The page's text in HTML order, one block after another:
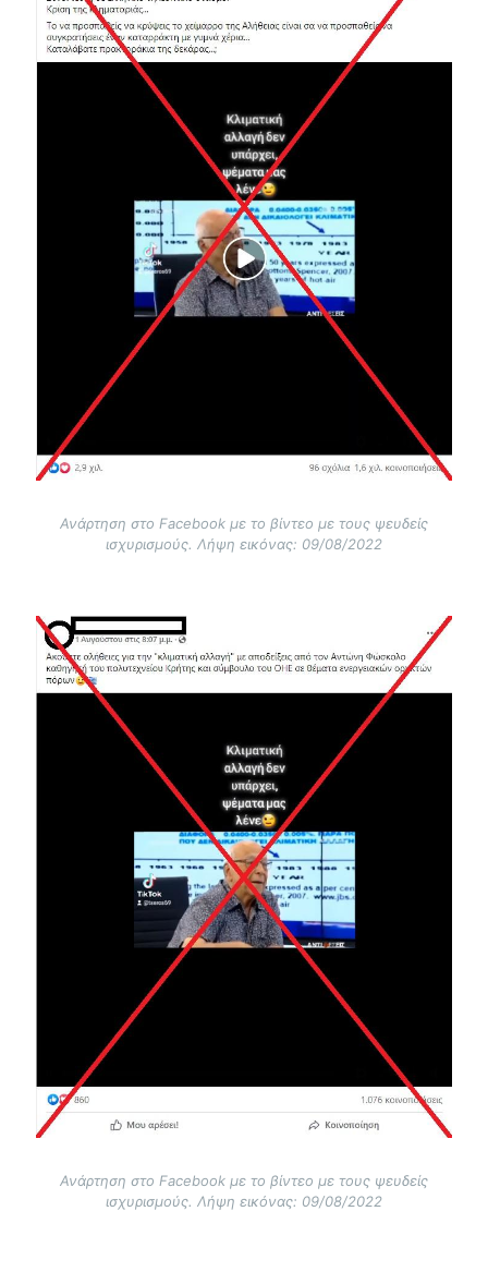
Ανάρτηση στο Facebook με το βίντεο με τους ψευδείς
ισχυρισμούς. Λήψη εικόνας: 09/08/2022
Image
Ανάρτηση στο Facebook με το βίντεο με τους ψευδείς
ισχυρισμούς. Λήψη εικόνας: 09/08/2022